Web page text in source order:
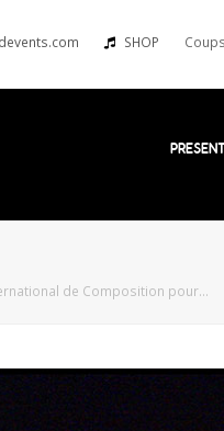
SHOP
de Composition pour…